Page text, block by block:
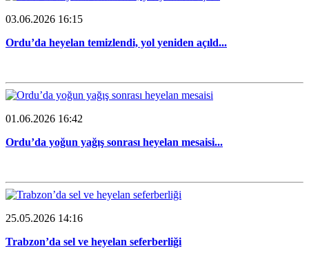
03.06.2026 16:15
Ordu’da heyelan temizlendi, yol yeniden açıld...
01.06.2026 16:42
Ordu’da yoğun yağış sonrası heyelan mesaisi...
25.05.2026 14:16
Trabzon’da sel ve heyelan seferberliği